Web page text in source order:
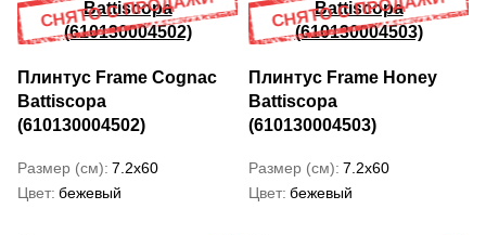
Плинтус Frame Cognac
Battiscopa
(610130004502)
Размер (см) 7.2x60
Цвет бежевый
Плинтус Frame Honey
Battiscopa
(610130004503)
Размер (см) 7.2x60
Цвет бежевый